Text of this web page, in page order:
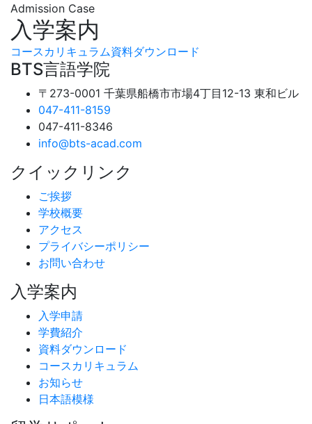
Admission Case
入学案内
コースカリキュラム資料ダウンロード
BTS言語学院
〒273-0001 千葉県船橋市市場4丁目12-13 東和ビル
047-411-8159
047-411-8346
info@bts-acad.com
クイックリンク
ご挨拶
学校概要
アクセス
プライバシーポリシー
お問い合わせ
入学案内
入学申請
学費紹介
資料ダウンロード
コースカリキュラム
お知らせ
日本語模様